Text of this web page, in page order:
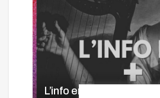
L’info en + : Sophia